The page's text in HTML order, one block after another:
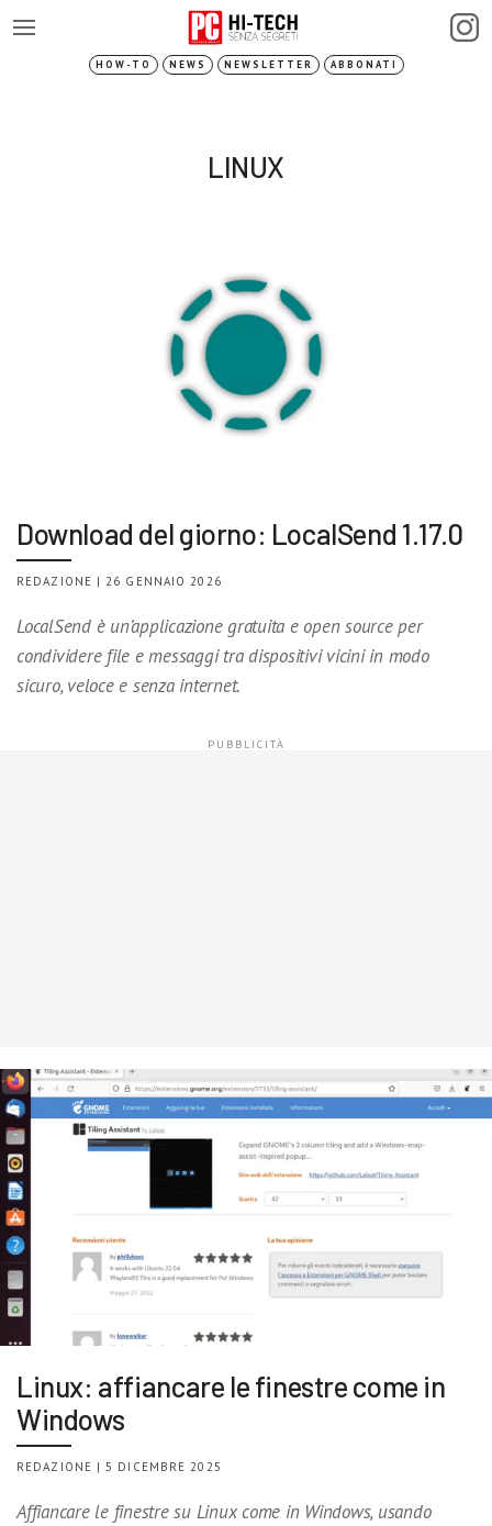
HOW-TO NEWS NEWSLETTER ABBONATI
LINUX
Download del giorno: LocalSend 1.17.0
REDAZIONE | 26 GENNAIO 2026
LocalSend è un’applicazione gratuita e open source per
condividere file e messaggi tra dispositivi vicini in modo
sicuro, veloce e senza internet.
Linux: affiancare le finestre come in
Windows
REDAZIONE | 5 DICEMBRE 2025
Affiancare le finestre su Linux come in Windows, usando